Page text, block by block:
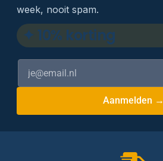
week, nooit spam.
✦ 10% korting
Aanmelden →